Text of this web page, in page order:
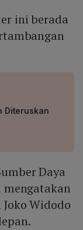
ini berada
Diteruskan
Daya
mengatakan
Widodo